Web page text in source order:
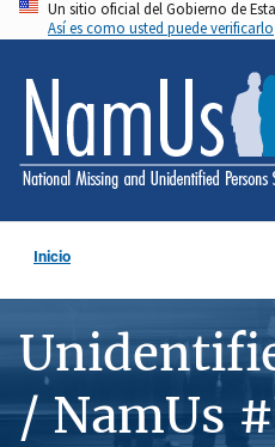
Pasar
al
contenido
principal
Un sitio oficial del Gobierno de
Así es como usted puede verificarlo
Inicio
/ NamUs